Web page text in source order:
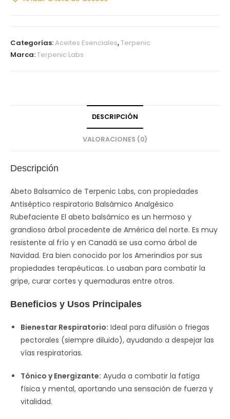
a
Categorías:Aceites Esenciales,Terpenic
Marca:Terpenic Labs
DESCRIPCIÓN
VALORACIONES (0)
Descripción
Abeto Balsamico de Terpenic Labs, con propiedades
Antiséptico respiratorio Balsámico Analgésico
Rubefaciente El abeto balsámico es un hermoso y
grandioso árbol procedente de América del norte. Es muy
resistente al frío y en Canadá se usa como árbol de
Navidad. Era bien conocido por los Amerindios por sus
propiedades terapéuticas. Lo usaban para combatir la
gripe, curar cortes y quemaduras entre otros.
Beneficios y Usos Principales
Bienestar Respiratorio: Ideal para difusión o friegas
pectorales (siempre diluido), ayudando a despejar las
vías respiratorias.
Tónico y Energizante: Ayuda a combatir la fatiga
física y mental, aportando una sensación de fuerza y
vitalidad.